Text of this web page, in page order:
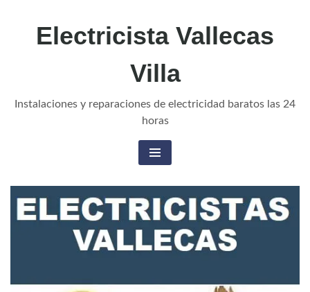
Electricista Vallecas
Villa
Instalaciones y reparaciones de electricidad baratos las 24
horas